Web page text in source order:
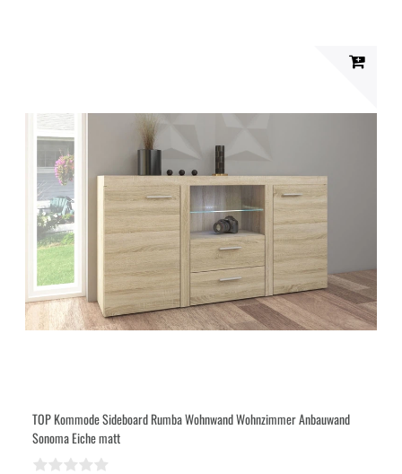
TOP Kommode Sideboard Rumba Wohnwand Wohnzimmer Anbauwand
Sonoma Eiche matt